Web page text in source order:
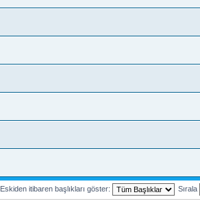
Eskiden itibaren başlıkları göster: Sırala